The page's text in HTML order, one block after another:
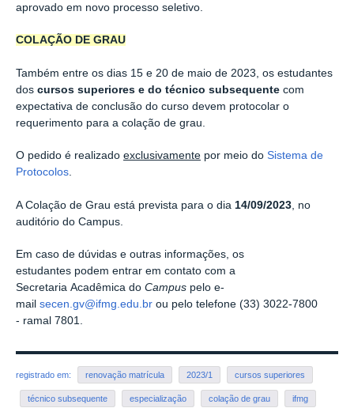
aprovado em novo processo seletivo.
COLAÇÃO DE GRAU
Também entre os dias 15 e 20 de maio de 2023, os estudantes
dos cursos superiores e do técnico subsequente com
expectativa de conclusão do curso devem protocolar o
requerimento para a colação de grau.
O pedido é realizado exclusivamente por meio do Sistema de
Protocolos.
A Colação de Grau está prevista para o dia 14/09/2023 , no
auditório do Campus.
Em caso de dúvidas e outras informações, os
estudantes podem entrar em contato com a
Secretaria Acadêmica do Campus pelo e-
mail secen.gv@ifmg.edu.br ou pelo telefone (33) 3022-7800
- ramal 7801.
registrado em: renovação matrícula 2023/1 cursos superiores
técnico subsequente especialização colação de grau ifmg